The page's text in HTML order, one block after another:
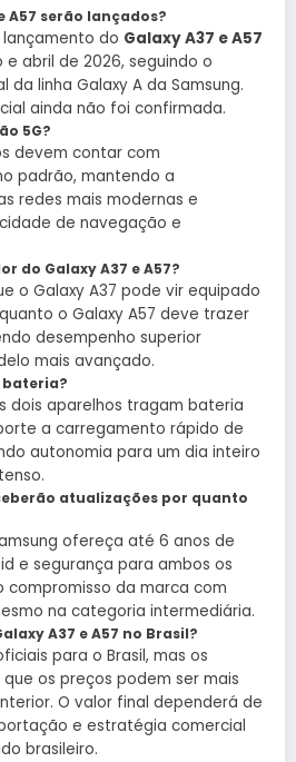
A57 serão lançados?
do Galaxy A37 e A57
abril de 2026, seguindo o
linha Galaxy A da Samsung.
ainda não foi confirmada.
5G?
devem contar com
padrão, mantendo a
redes mais modernas e
de navegação e
do Galaxy A37 e A57?
o Galaxy A37 pode vir equipado
o Galaxy A57 deve trazer
desempenho superior
mais avançado.
bateria?
dois aparelhos tragam bateria
a carregamento rápido de
autonomia para um dia inteiro
atualizações por quanto
ofereça até 6 anos de
e segurança para ambos os
compromisso da marca com
na categoria intermediária.
A37 e A57 no Brasil?
para o Brasil, mas os
os preços podem ser mais
O valor final dependerá de
e estratégia comercial
brasileiro.